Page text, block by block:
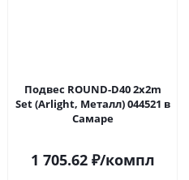
Подвес ROUND-D40 2x2m
Set (Arlight, Металл) 044521 в
Самаре
1 705.62₽/компл